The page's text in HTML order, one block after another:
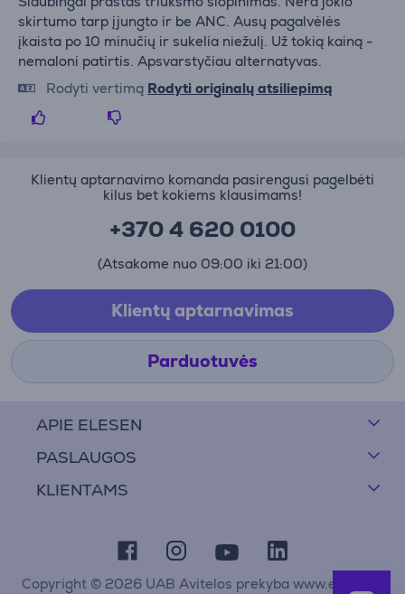
skirtumo tarp įjungto ir be ANC. Ausų pagalvėlės
įkaista po 10 minučių ir sukelia niežulį. Už tokią kainą -
nemaloni patirtis. Apsvarstyčiau alternatyvas.
Rodyti vertimą Rodyti originalų atsiliepimą
APIE ELESEN
PASLAUGOS
KLIENTAMS
Klientų aptarnavimo komanda pasirengusi pagelbėti
kilus bet kokiems klausimams!
+370 4 620 0100
(Atsakome nuo 09:00 iki 21:00)
Klientų aptarnavimas
Parduotuvės
Copyright © 2026 UAB Avitelos prekyba www.elesen.lt